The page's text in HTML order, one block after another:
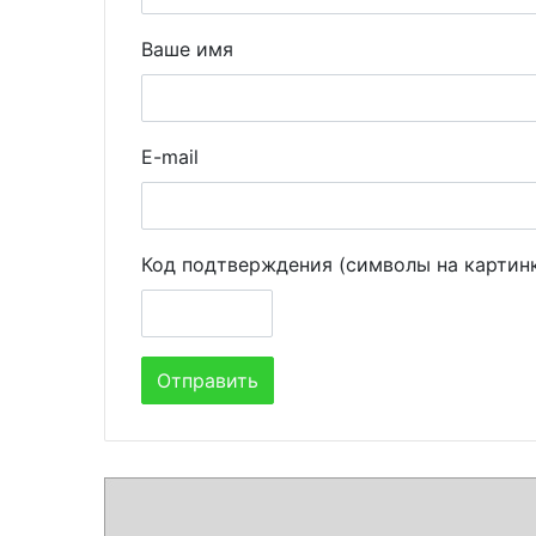
Ваше имя
E-mail
Код подтверждения (символы на